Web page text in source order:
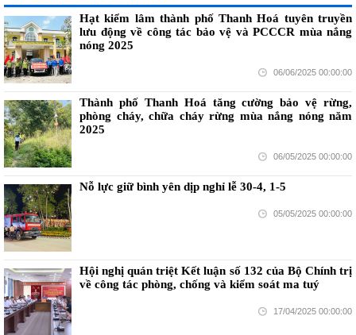
Hạt kiểm lâm thành phố Thanh Hoá tuyên truyền
lưu động về công tác bảo vệ và PCCCR mùa nắng
nóng 2025
06/06/2025 00:00:00
Thành phố Thanh Hoá tăng cường bảo vệ rừng,
phòng cháy, chữa cháy rừng mùa nắng nóng năm
2025
06/05/2025 00:00:00
Nỗ lực giữ bình yên dịp nghỉ lễ 30-4, 1-5
05/05/2025 00:00:00
Hội nghị quán triệt Kết luận số 132 của Bộ Chính trị
về công tác phòng, chống và kiểm soát ma tuý
17/04/2025 00:00:00